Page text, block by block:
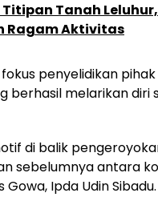
Tanah
Ragam Aktivitas
penyelidikan
berhasil melarikan diri
di balik
sebelumnya antara
Gowa, Ipda Udin Sibadu.